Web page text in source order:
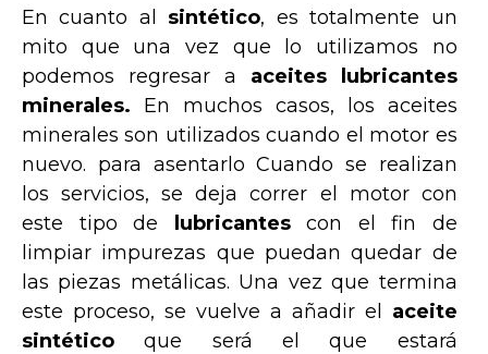
En cuanto al sintético, es totalmente un
mito que una vez que lo utilizamos no
podemos regresar a aceites lubricantes
minerales. En muchos casos, los aceites
minerales son utilizados cuando el motor es
nuevo. para asentarlo Cuando se realizan
los servicios, se deja correr el motor con
este tipo de
lubricantescon el fin de
limpiar impurezas que puedan quedar de
las piezas metálicas. Una vez que termina
este proceso, se vuelve a añadir el
aceite
sintéticoque será el que estará